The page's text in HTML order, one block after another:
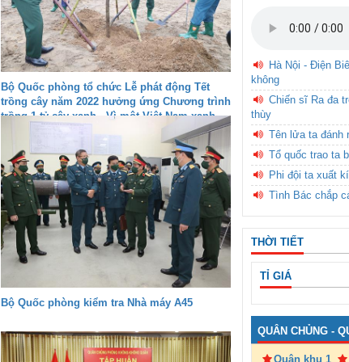
Bộ Quốc phòng tổ chức Lễ phát động Tết
trồng cây năm 2022 hưởng ứng Chương trình
trồng 1 tỷ cây xanh - Vì một Việt Nam xanh
Bộ Quốc phòng kiểm tra Nhà máy A45
Hà Nội - Điện
không
Chiến sĩ Ra đa
thùy
Tên lửa ta đánh
Tổ quốc trao ta
Phi đội ta xuất
Tình Bác chắp
THỜI TIẾT
TỈ GIÁ
QUÂN CHỦNG -
Quân khu 1